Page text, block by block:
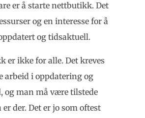
er å starte nettbutikk. Det
og en interesse for å
og tidsaktuell.
er ikke for alle. Det kreves
arbeid i oppdatering og
og man må være tilstede
der. Det er jo som oftest